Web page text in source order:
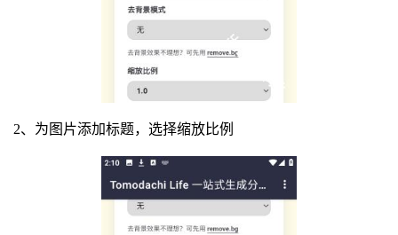
2、为图片添加标题，选择缩放比例